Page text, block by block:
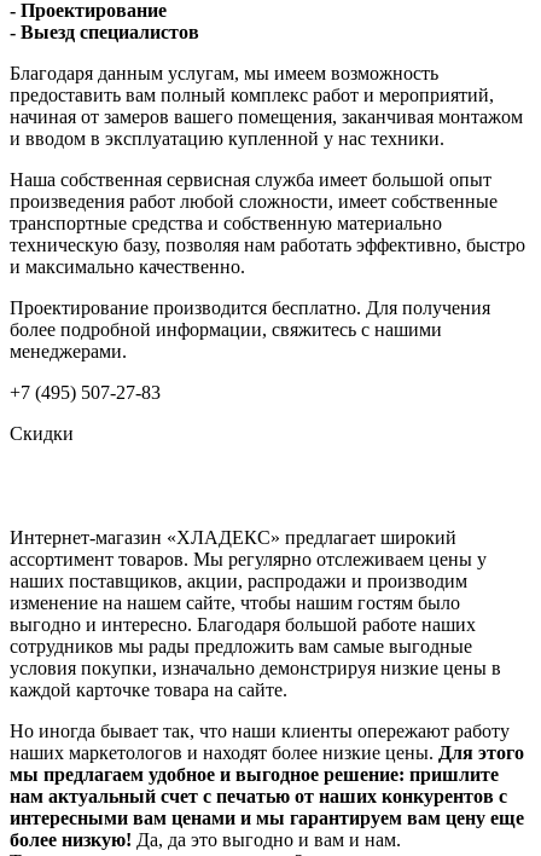
- Проектирование
- Выезд специалистов
Благодаря данным услугам, мы имеем возможность
предоставить вам полный комплекс работ и мероприятий,
начиная от замеров вашего помещения, заканчивая монтажом
и вводом в эксплуатацию купленной у нас техники.
Наша собственная сервисная служба имеет большой опыт
произведения работ любой сложности, имеет собственные
транспортные средства и собственную материально
техническую базу, позволяя нам работать эффективно, быстро
и максимально качественно.
Проектирование производится бесплатно. Для получения
более подробной информации, свяжитесь с нашими
менеджерами.
+7 (495) 507-27-83
Скидки
Интернет-магазин «ХЛАДЕКС» предлагает широкий
ассортимент товаров. Мы регулярно отслеживаем цены у
наших поставщиков, акции, распродажи и производим
изменение на нашем сайте, чтобы нашим гостям было
выгодно и интересно. Благодаря большой работе наших
сотрудников мы рады предложить вам самые выгодные
условия покупки, изначально демонстрируя низкие цены в
каждой карточке товара на сайте.
Но иногда бывает так, что наши клиенты опережают работу
наших маркетологов и находят более низкие цены. Для этого
мы предлагаем удобное и выгодное решение: пришлите
нам актуальный счет с печатью от наших конкурентов с
интересными вам ценами и мы гарантируем вам цену еще
более низкую! Да, да это выгодно и вам и нам.